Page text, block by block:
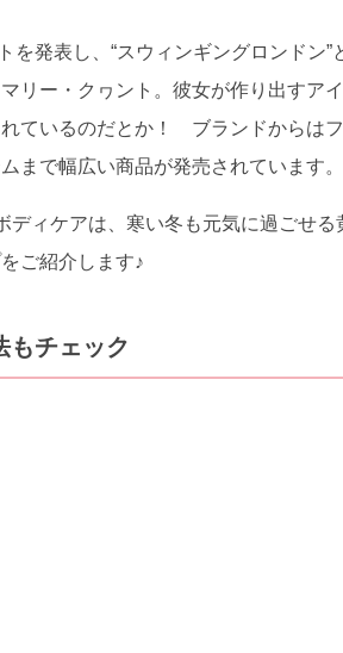
発表し、“スウィンギングロンドン”
リー・クヮント。彼女が作り出すア
ているのだとか！ ブランドからは
まで幅広い商品が発売されています。
ィケアは、寒い冬も元気に過ごせ
ご紹介します♪
もチェック